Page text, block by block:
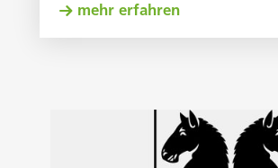
mehr erfahren